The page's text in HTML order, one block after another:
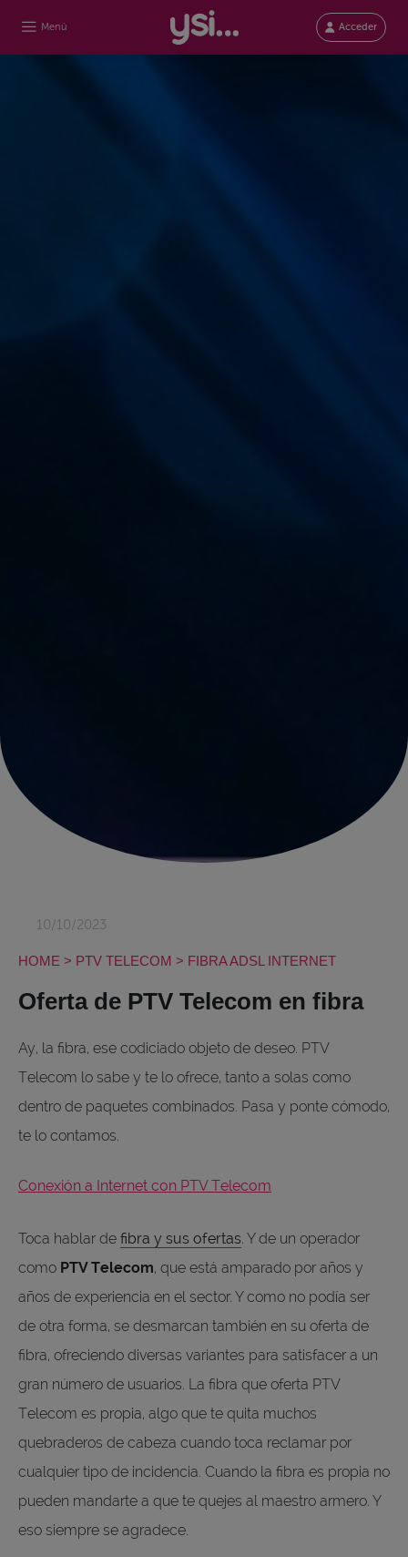
10/10/2023
HOME > PTV TELECOM > FIBRA ADSL INTERNET
Oferta de PTV Telecom en fibra
Ay, la fibra, ese codiciado objeto de deseo. PTV
Telecom lo sabe y te lo ofrece, tanto a solas como
dentro de paquetes combinados. Pasa y ponte cómodo,
te lo contamos.
Conexión a Internet con PTV Telecom
Toca hablar de fibra y sus ofertas . Y de un operador
como PTV Telecom, que está amparado por años y
años de experiencia en el sector. Y como no podía ser
de otra forma, se desmarcan también en su oferta de
fibra, ofreciendo diversas variantes para satisfacer a un
gran número de usuarios. La fibra que oferta PTV
Telecom es propia, algo que te quita muchos
quebraderos de cabeza cuando toca reclamar por
cualquier tipo de incidencia. Cuando la fibra es propia no
pueden mandarte a que te quejes al maestro armero. Y
eso siempre se agradece.
Menú Acceder